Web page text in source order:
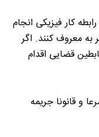
کار فیزیکی انجام
معروف کنند. اگر
قضایی اقدام
و قانونا جریمه